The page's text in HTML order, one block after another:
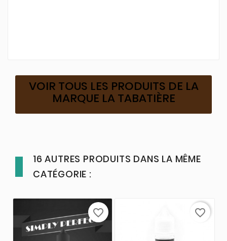
VOIR TOUS LES PRODUITS DE LA
MARQUE LA TABATIÈRE
16 AUTRES PRODUITS DANS LA MÊME
CATÉGORIE :
favorite_border favorite_border